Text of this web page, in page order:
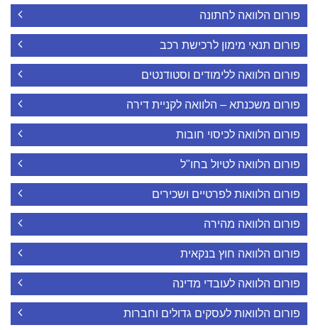
פורום הלוואה לחתונה
פורום תנאי מימון לרכישת רכב
פורום הלוואה ללימודים וסטודנטים
פורום משכנתא – הלוואה לקניית דירה
פורום הלוואה לכיסוי חובות
פורום הלוואה לטיול בחו"ל
פורום הלוואות לפרטיים ושכירים
פורום הלוואה מהירה
פורום הלוואה חוץ בנקאית
פורום הלוואה לעובדי מדינה
פורום הלוואות לעסקים גדולים וחברות